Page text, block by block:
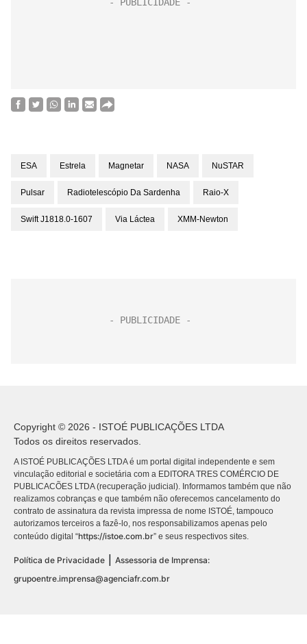
ESA Estrela Magnetar NASA NuSTAR
Pulsar Radiotelescópio Da Sardenha Raio-X
Swift J1818.0-1607 Via Láctea XMM-Newton
Copyright © 2026 - ISTOÉ PUBLICAÇÕES LTDA
Todos os direitos reservados.
A ISTOÉ PUBLICAÇÕES LTDA é um portal digital independente e sem
vinculação editorial e societária com a EDITORA TRES COMÉRCIO DE
PUBLICACÕES LTDA (recuperação judicial). Informamos também que não
realizamos cobranças e que também não oferecemos cancelamento do
contrato de assinatura da revista impressa de nome ISTOÉ, tampouco
autorizamos terceiros a fazê-lo, nos responsabilizamos apenas pelo
conteúdo digital “https://istoe.com.br” e seus respectivos sites.
Política de Privacidade
Assessoria de Imprensa:
grupoentre.imprensa@agenciafr.com.br